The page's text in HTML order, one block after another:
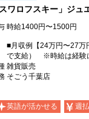
社員
スワロフスキー」ジュ
時給1400円〜1500円
■月収例【24万円〜27
で支給） ※時給は経験
雑貨販売
そごう千葉店
英語が活かせる 週